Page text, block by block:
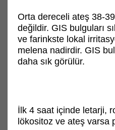
Orta dereceli ateş 38-
değildir. GIS bulguları
ve farinkste lokal
melena nadirdir. GIS
daha sık görülür.
İlk 4 saat içinde letarji,
lökositoz ve ateş varsa